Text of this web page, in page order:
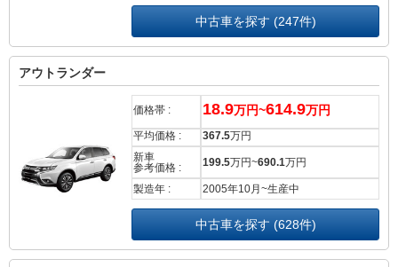
中古車を探す (247件)
アウトランダー
価格帯 : 18.9万円~614.9万円
平均価格 : 367.5万円
新車
参考価格 :
199.5万円~690.1万円
製造年 : 2005年10月~生産中
中古車を探す (628件)